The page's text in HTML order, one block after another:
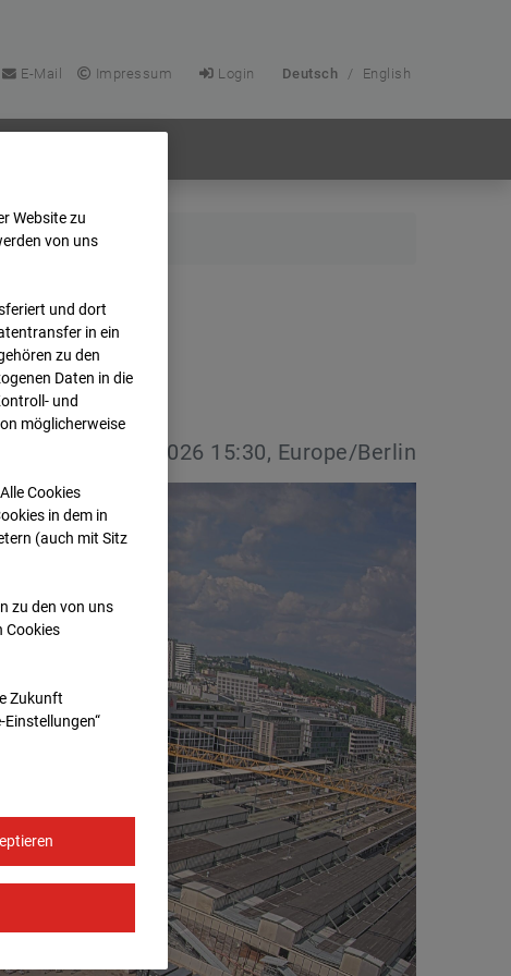
E-Mail Impressum Login Deutsch / English
08.07.2026 15:30, Europe/Berlin
Website zu
von uns
und dort
in ein
zu den
Daten in die
und
möglicherweise
Cookies
in dem in
(auch mit Sitz
zu den von uns
Cookies
Zukunft